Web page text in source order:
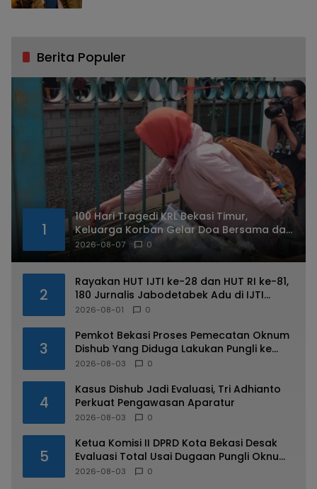
Berita Populer
1
100 Hari Tragedi KRL Bekasi Timur,
Keluarga Korban Gelar Doa Bersama dan
Tabur Bunga
2026-08-07 0
2
Rayakan HUT IJTI ke-28 dan HUT RI ke-81,
180 Jurnalis Jabodetabek Adu di IJTI
Jakarta Raya Cup
2026-08-01 0
3
Pemkot Bekasi Proses Pemecatan Oknum
Dishub Yang Diduga Lakukan Pungli ke
Sopir Truk
2026-08-03 0
4
Kasus Dishub Jadi Evaluasi, Tri Adhianto
Perkuat Pengawasan Aparatur
2026-08-03 0
5
Ketua Komisi II DPRD Kota Bekasi Desak
Evaluasi Total Usai Dugaan Pungli Oknum
Dishub Viral
2026-08-03 0